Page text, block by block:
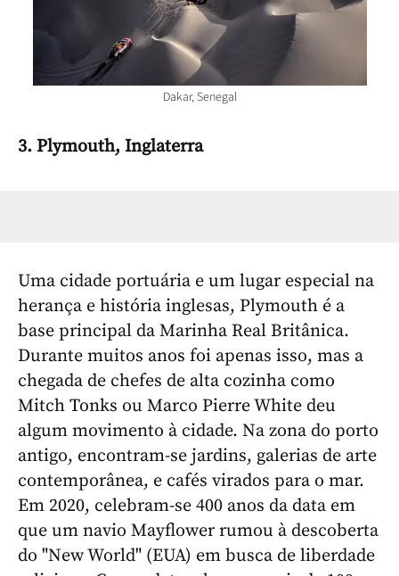
Dakar, Senegal
3. Plymouth, Inglaterra
Uma cidade portuária e um lugar especial na
herança e história inglesas, Plymouth é a
base principal da Marinha Real Britânica.
Durante muitos anos foi apenas isso, mas a
chegada de chefes de alta cozinha como
Mitch Tonks ou Marco Pierre White deu
algum movimento à cidade. Na zona do porto
antigo, encontram-se jardins, galerias de arte
contemporânea, e cafés virados para o mar.
Em 2020, celebram-se 400 anos da data em
que um navio Mayflower rumou à descoberta
do "New World" (EUA) em busca de liberdade